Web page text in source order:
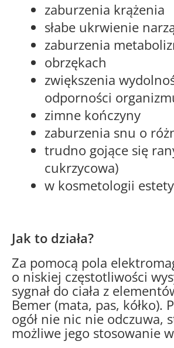
zaburzenia krążenia
słabe ukrwienie
zaburzenia
obrzękach
zwiększenia
odporności
zimne kończyny
zaburzenia snu o
trudno gojące się
cukrzycowa)
w kosmetologii
Jak to działa?
Za pomocą pola
o niskiej częstotliwości
sygnał do ciała z
Bemer (mata, pas, kółko).
ogół nie nic nie odczuwa,
możliwe jego stosowanie